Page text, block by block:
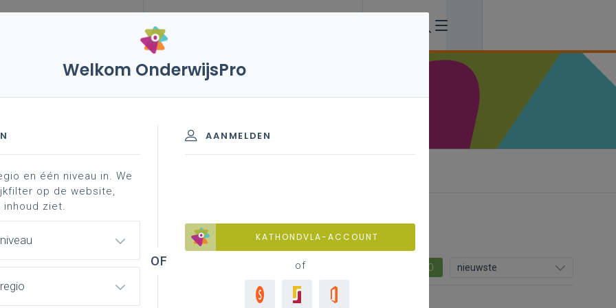
duaal leren
0 nieuwste
Welkom OnderwijsPro
AANMELDEN
KATHONDVLA-ACCOUNT
of
en één niveau in. We
op de website,
ziet.